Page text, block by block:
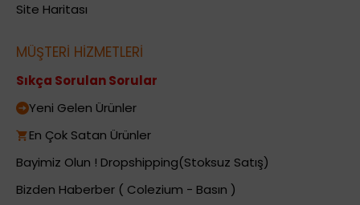
Site Haritası
MÜŞTERİ HİZMETLERİ
Sıkça Sorulan Sorular
Yeni Gelen Ürünler
En Çok Satan Ürünler
Bayimiz Olun ! Dropshipping(Stoksuz Satış)
Bizden Haberber ( Colezium - Basın )